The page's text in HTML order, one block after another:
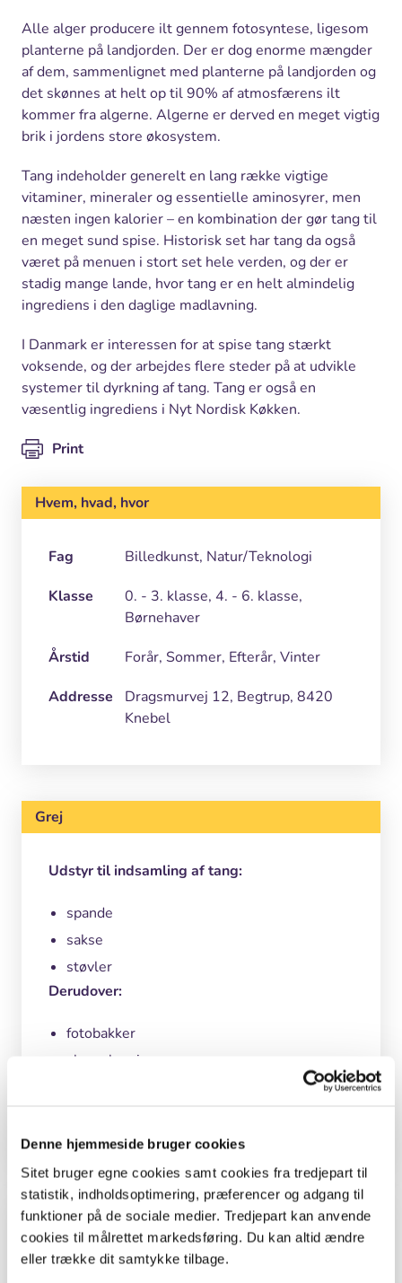
Denne hjemmeside bruger cookies
Sitet bruger egne cookies samt cookies fra tredjepart til
statistik, indholdsoptimering, præferencer og adgang til
funktioner på de sociale medier. Tredjepart kan anvende
cookies til målrettet markedsføring. Du kan altid ændre
eller trække dit samtykke tilbage.
Alle alger producere ilt gennem fotosyntese, ligesom
planterne på landjorden. Der er dog enorme mængder
af dem, sammenlignet med planterne på landjorden og
det skønnes at helt op til 90% af atmosfærens ilt
kommer fra algerne. Algerne er derved en meget vigtig
brik i jordens store økosystem.
Tang indeholder generelt en lang række vigtige
vitaminer, mineraler og essentielle aminosyrer, men
næsten ingen kalorier – en kombination der gør tang til
en meget sund spise. Historisk set har tang da også
været på menuen i stort set hele verden, og der er
stadig mange lande, hvor tang er en helt almindelig
ingrediens i den daglige madlavning.
I Danmark er interessen for at spise tang stærkt
voksende, og der arbejdes flere steder på at udvikle
systemer til dyrkning af tang. Tang er også en
væsentlig ingrediens i Nyt Nordisk Køkken.
Print
Hvem, hvad, hvor
Fag
Billedkunst, Natur/Teknologi
Klasse
0. - 3. klasse, 4. - 6. klasse,
Børnehaver
Årstid
Forår, Sommer, Efterår, Vinter
Addresse
Dragsmurvej 12, Begtrup, 8420
Knebel
Grej
Udstyr til indsamling af tang:
spande
sakse
støvler
Derudover:
fotobakker
akvarelpapir
Besøgssteder
Molslaboratoriet